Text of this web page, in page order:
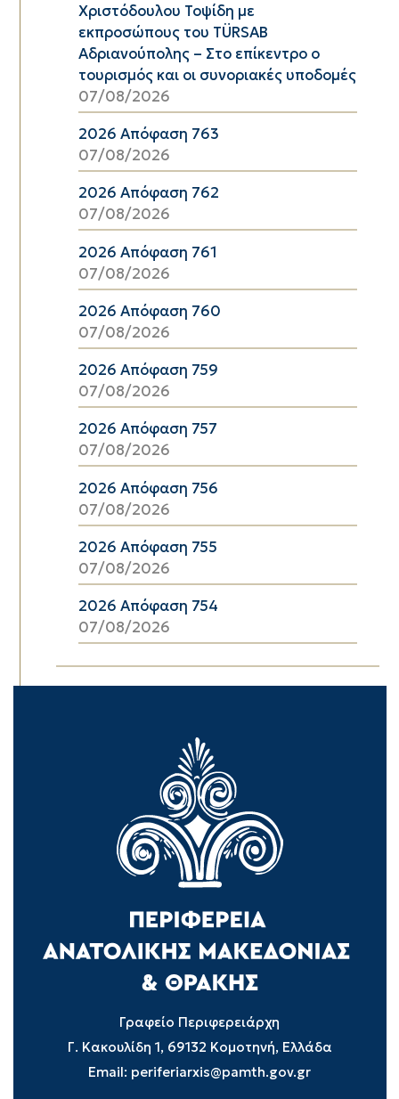
Χριστόδουλου Τοψίδη με
εκπροσώπους του TÜRSAB
Αδριανούπολης – Στο επίκεντρο ο
τουρισμός και οι συνοριακές υποδομές
07/08/2026
2026 Απόφαση 763
07/08/2026
2026 Απόφαση 762
07/08/2026
2026 Απόφαση 761
07/08/2026
2026 Απόφαση 760
07/08/2026
2026 Απόφαση 759
07/08/2026
2026 Απόφαση 757
07/08/2026
2026 Απόφαση 756
07/08/2026
2026 Απόφαση 755
07/08/2026
2026 Απόφαση 754
07/08/2026
Γραφείο Περιφερειάρχη
Γ. Κακουλίδη 1, 69132 Κομοτηνή, Ελλάδα
Email: periferiarxis@pamth.gov.gr